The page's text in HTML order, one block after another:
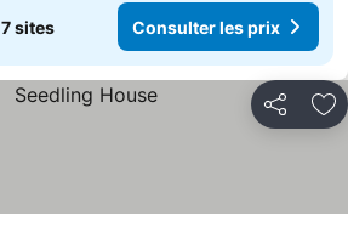
7 sites Consulter les prix
Partager